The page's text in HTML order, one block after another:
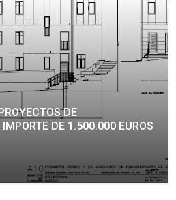
DE
DE 1.500.000 EUROS